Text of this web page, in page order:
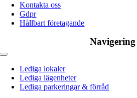
Kontakta oss
Gdpr
Hållbart företagande
Navigering
Toggle
navigationLediga lokaler
Lediga lägenheter
Lediga parkeringar & förråd